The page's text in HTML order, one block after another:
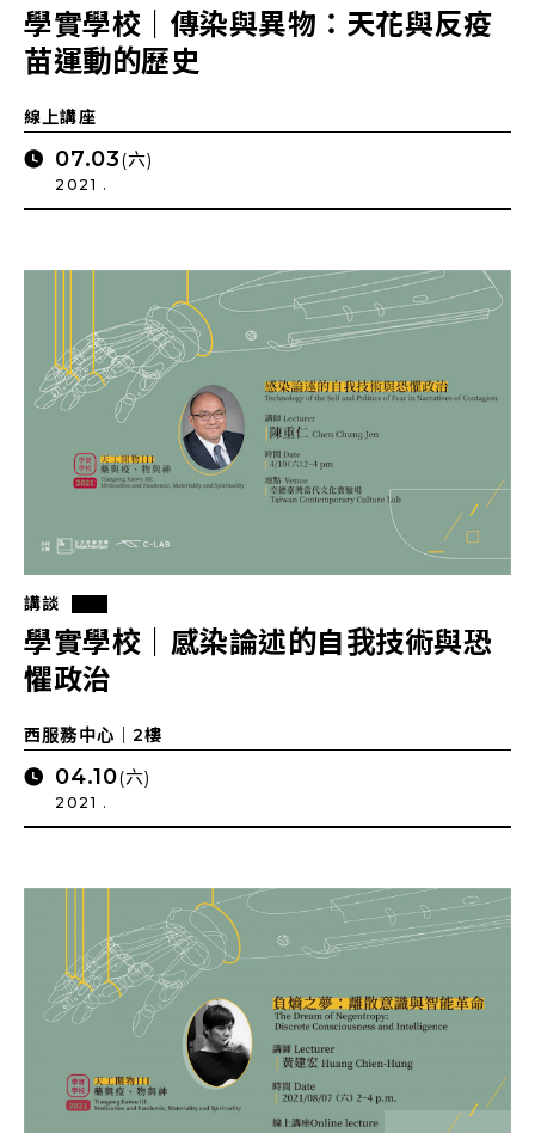
學實學校｜傳染與異物：天花與反疫
苗運動的歷史
線上講座
07.03(六)
2021 .
講談
學實學校｜感染論述的⾃我技術與恐
懼政治
西服務中心｜2樓
04.10(六)
2021 .